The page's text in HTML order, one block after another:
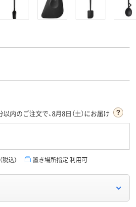
以内のご注文で、8月8日（土）にお届け
（税込） 置き場所指定 利用可